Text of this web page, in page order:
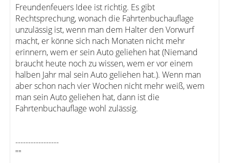
Freundenfeuers Idee ist richtig. Es gibt
Rechtsprechung, wonach die Fahrtenbuchauflage
unzulässig ist, wenn man dem Halter den Vorwurf
macht, er könne sich nach Monaten nicht mehr
erinnern, wem er sein Auto geliehen hat (Niemand
braucht heute noch zu wissen, wem er vor einem
halben Jahr mal sein Auto geliehen hat.). Wenn man
aber schon nach vier Wochen nicht mehr weiß, wem
man sein Auto geliehen hat, dann ist die
Fahrtenbuchauflage wohl zulässig.
-----------------
""